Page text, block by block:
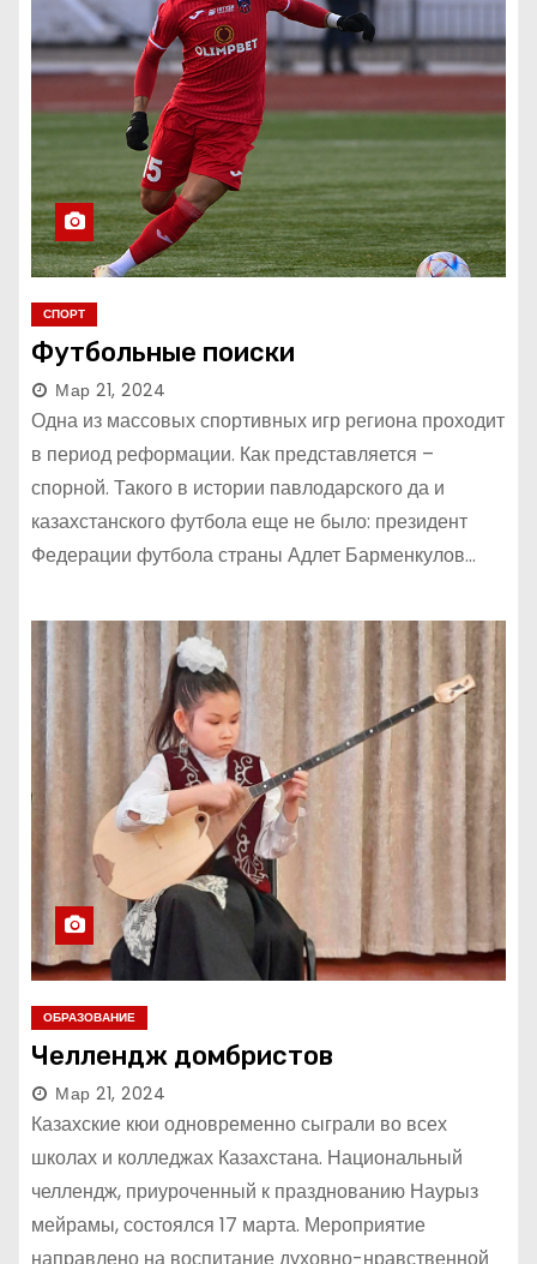
СПОРТ
Футбольные поиски
Мар 21, 2024
Одна из массовых спортивных игр региона проходит
в период реформации. Как представляется –
спорной. Такого в истории павлодарского да и
казахстанского футбола еще не было: президент
Федерации футбола страны Адлет Барменкулов…
ОБРАЗОВАНИЕ
Челлендж домбристов
Мар 21, 2024
Казахские кюи одновременно сыграли во всех
школах и колледжах Казахстана. Национальный
челлендж, приуроченный к празднованию Наурыз
мейрамы, состоялся 17 марта. Мероприятие